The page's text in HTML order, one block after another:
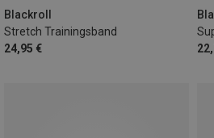
Blackroll
Stretch Trainingsband
24,95 €